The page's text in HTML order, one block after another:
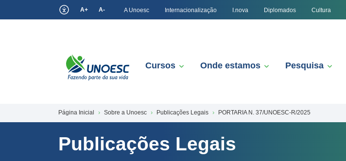
A+ A- A Unoesc Internacionalização I.nova Diplomados Cultura
Cursos Onde estamos Pesquisa
Página Inicial Sobre a Unoesc Publicações Legais PORTARIA N. 37/UNOESC-R/2025
Publicações Legais